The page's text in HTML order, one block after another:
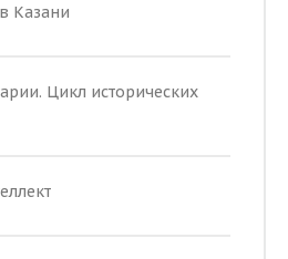
Казани
Цикл исторических